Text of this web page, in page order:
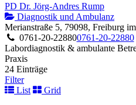
PD Dr. Jörg-Andres Rump
Diagnostik und Ambulanz
Merianstraße 5, 79098, Freiburg
0761-20-228800761-20-22880
Labordiagnostik & ambulante
Praxis
24 Einträge
Filter
List
Grid